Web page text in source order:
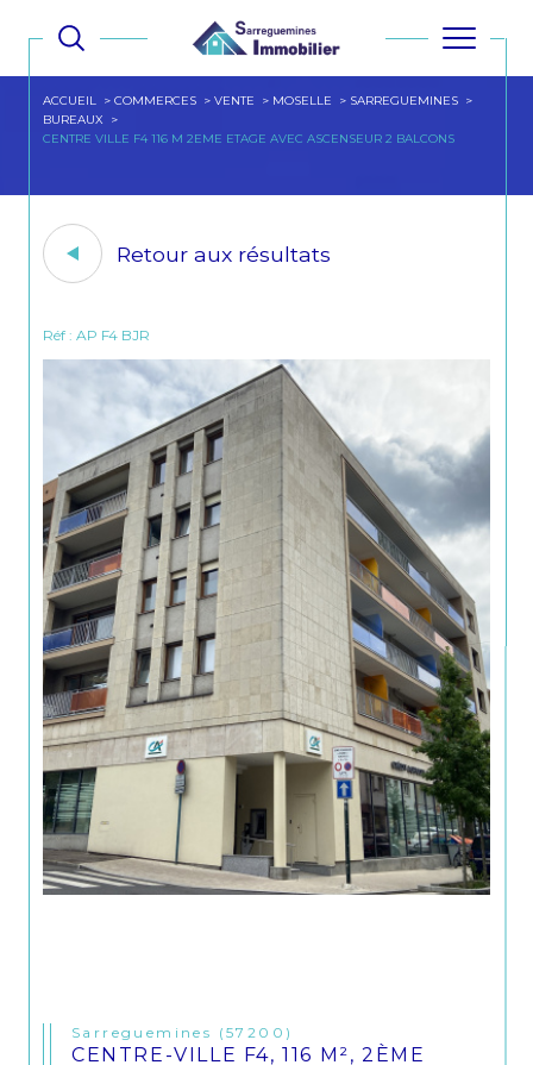
ACCUEIL COMMERCES VENTE MOSELLE
SARREGUEMINES
BUREAUX
CENTRE VILLE F4 116 M 2EME ETAGE AVEC ASCENSEUR 2 BALCONS
Retour aux résultats
Réf : AP F4 BJR
Sarreguemines (57200)
CENTRE-VILLE F4, 116 M², 2ÈME